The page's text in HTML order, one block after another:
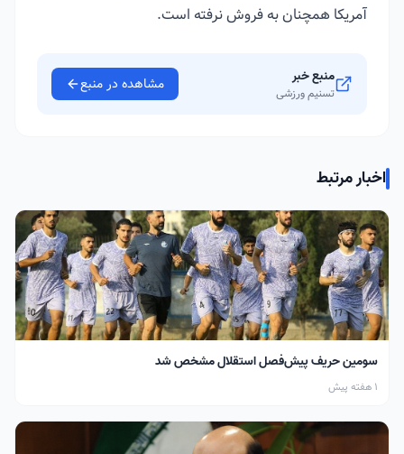
آمریکا همچنان به فروش نرفته است.
منبع خبر
تسنیم ورزشی مشاهده در منبع
اخبار مرتبط
سومین حریف پیش‌فصل استقلال مشخص شد
1 هفته پیش